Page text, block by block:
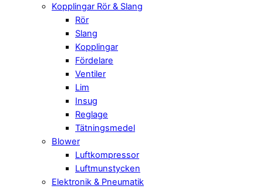
Kopplingar Rör & Slang
Rör
Slang
Kopplingar
Fördelare
Ventiler
Lim
Insug
Reglage
Tätningsmedel
Blower
Luftkompressor
Luftmunstycken
Elektronik & Pneumatik